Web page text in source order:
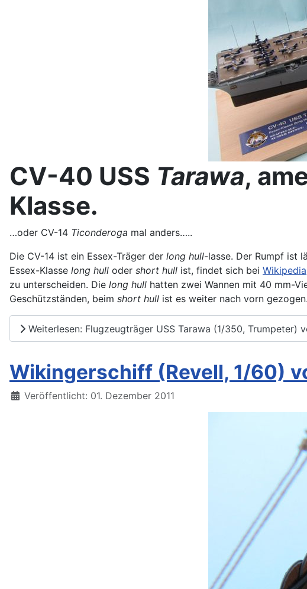
CV-40 USS Tarawa,
Klasse.
…oder CV-14 Ticonderoga mal anders…..
Die CV-14 ist ein Essex-Träger der long hull-lasse. Der Rumpf ist
Essex-Klasse long hull oder short hull ist, findet sich bei Wikipedia
zu unterscheiden. Die long hull hatten zwei Wannen mit 40 mm-
Geschützständen, beim short hull ist es weiter nach vorn gezogen.
Weiterlesen: Flugzeugträger USS Tarawa (1/350, Trumpeter)
Wikingerschiff (Revell, 1/60)
Details
Veröffentlicht: 01. Dezember 2011